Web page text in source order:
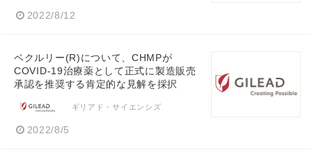
2022/8/12
ベクルリー(R)について、CHMPが
COVID-19治療薬として正式に製造販売
承認を推奨する肯定的な見解を採択
ギリアド・サイエンシズ
2022/8/5